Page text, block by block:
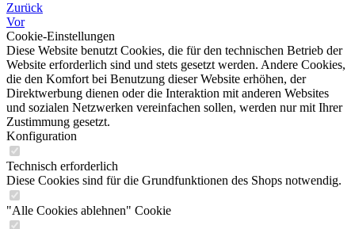
Zurück
Vor
Cookie-Einstellungen
Diese Website benutzt Cookies, die für den technischen Betrieb der
Website erforderlich sind und stets gesetzt werden. Andere Cookies,
die den Komfort bei Benutzung dieser Website erhöhen, der
Direktwerbung dienen oder die Interaktion mit anderen Websites
und sozialen Netzwerken vereinfachen sollen, werden nur mit Ihrer
Zustimmung gesetzt.
Konfiguration
Technisch erforderlich
Diese Cookies sind für die Grundfunktionen des Shops notwendig.
"Alle Cookies ablehnen" Cookie